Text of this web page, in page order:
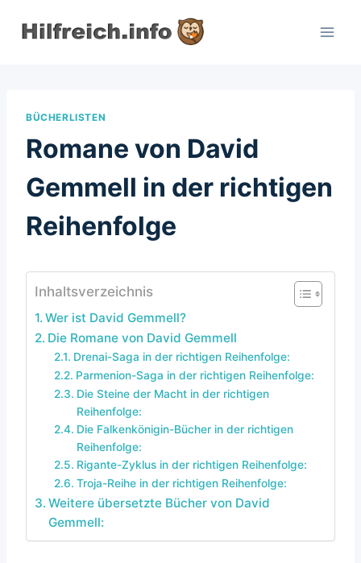
Inhalt
BÜCHERLISTEN
Romane von David
Gemmell in der richtigen
Reihenfolge
Inhaltsverzeichnis
Wer ist David Gemmell?
Die Romane von David Gemmell
Drenai-Saga in der richtigen Reihenfolge:
Parmenion-Saga in der richtigen Reihenfolge:
Die Steine der Macht in der richtigen
Reihenfolge:
Die Falkenkönigin-Bücher in der richtigen
Reihenfolge:
Rigante-Zyklus in der richtigen Reihenfolge:
Troja-Reihe in der richtigen Reihenfolge:
Weitere übersetzte Bücher von David
Gemmell: